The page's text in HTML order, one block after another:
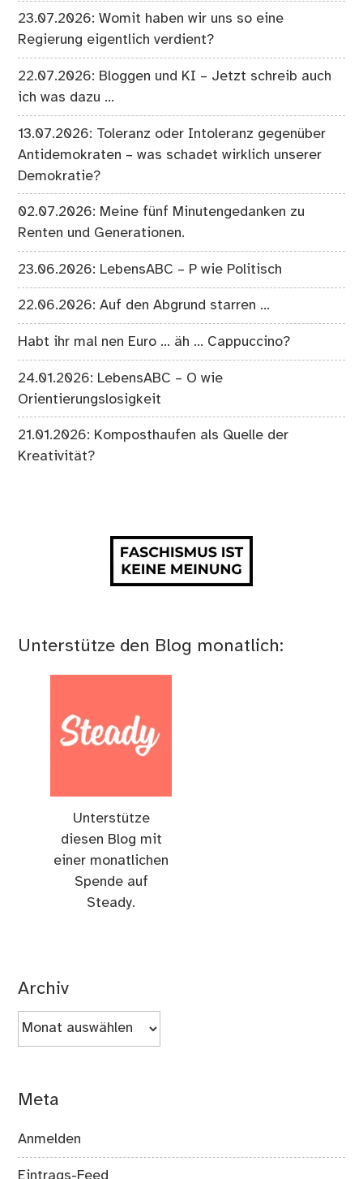
23.07.2026: Womit haben wir uns so eine
Regierung eigentlich verdient?
22.07.2026: Bloggen und KI – Jetzt schreib auch
ich was dazu …
13.07.2026: Toleranz oder Intoleranz gegenüber
Antidemokraten – was schadet wirklich unserer
Demokratie?
02.07.2026: Meine fünf Minutengedanken zu
Renten und Generationen.
23.06.2026: LebensABC – P wie Politisch
22.06.2026: Auf den Abgrund starren …
Habt ihr mal nen Euro … äh … Cappuccino?
24.01.2026: LebensABC – O wie
Orientierungslosigkeit
21.01.2026: Komposthaufen als Quelle der
Kreativität?
Unterstütze den Blog monatlich:
Unterstütze
diesen Blog mit
einer monatlichen
Spende auf
Steady.
Archiv
Archiv
Meta
Anmelden
Eintrags-Feed